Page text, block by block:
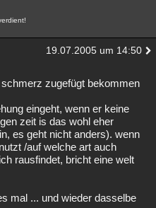
19.07.2005 um 14:50
zugefügt bekommen
eingeht, wenn er keine
zeit is das wohl eher
es geht nicht anders). wenn
/auf welche art auch
rausfindet, bricht eine welt
mal ... und wieder dasselbe